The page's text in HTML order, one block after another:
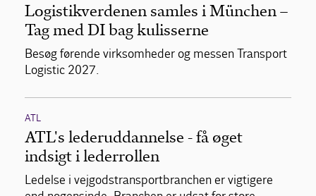
Logistikverdenen samles i München –
Tag med DI bag kulisserne
Besøg førende virksomheder og messen Transport
Logistic 2027.
ATL
ATL's lederuddannelse - få øget
indsigt i lederrollen
Ledelse i vejgodstransportbranchen er vigtigere